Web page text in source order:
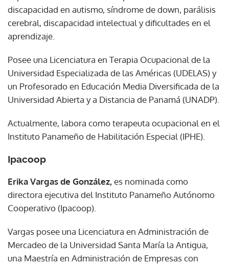
discapacidad en autismo, síndrome de down, parálisis
cerebral, discapacidad intelectual y dificultades en el
aprendizaje.
Posee una Licenciatura en Terapia Ocupacional de la
Universidad Especializada de las Américas (UDELAS) y
un Profesorado en Educación Media Diversificada de la
Universidad Abierta y a Distancia de Panamá (UNADP).
Actualmente, labora como terapeuta ocupacional en el
Instituto Panameño de Habilitación Especial (IPHE).
Ipacoop
Erika Vargas de González,es nominada como
directora ejecutiva del Instituto Panameño Autónomo
Cooperativo (Ipacoop).
Vargas posee una Licenciatura en Administración de
Mercadeo de la Universidad Santa María la Antigua,
una Maestría en Administración de Empresas con